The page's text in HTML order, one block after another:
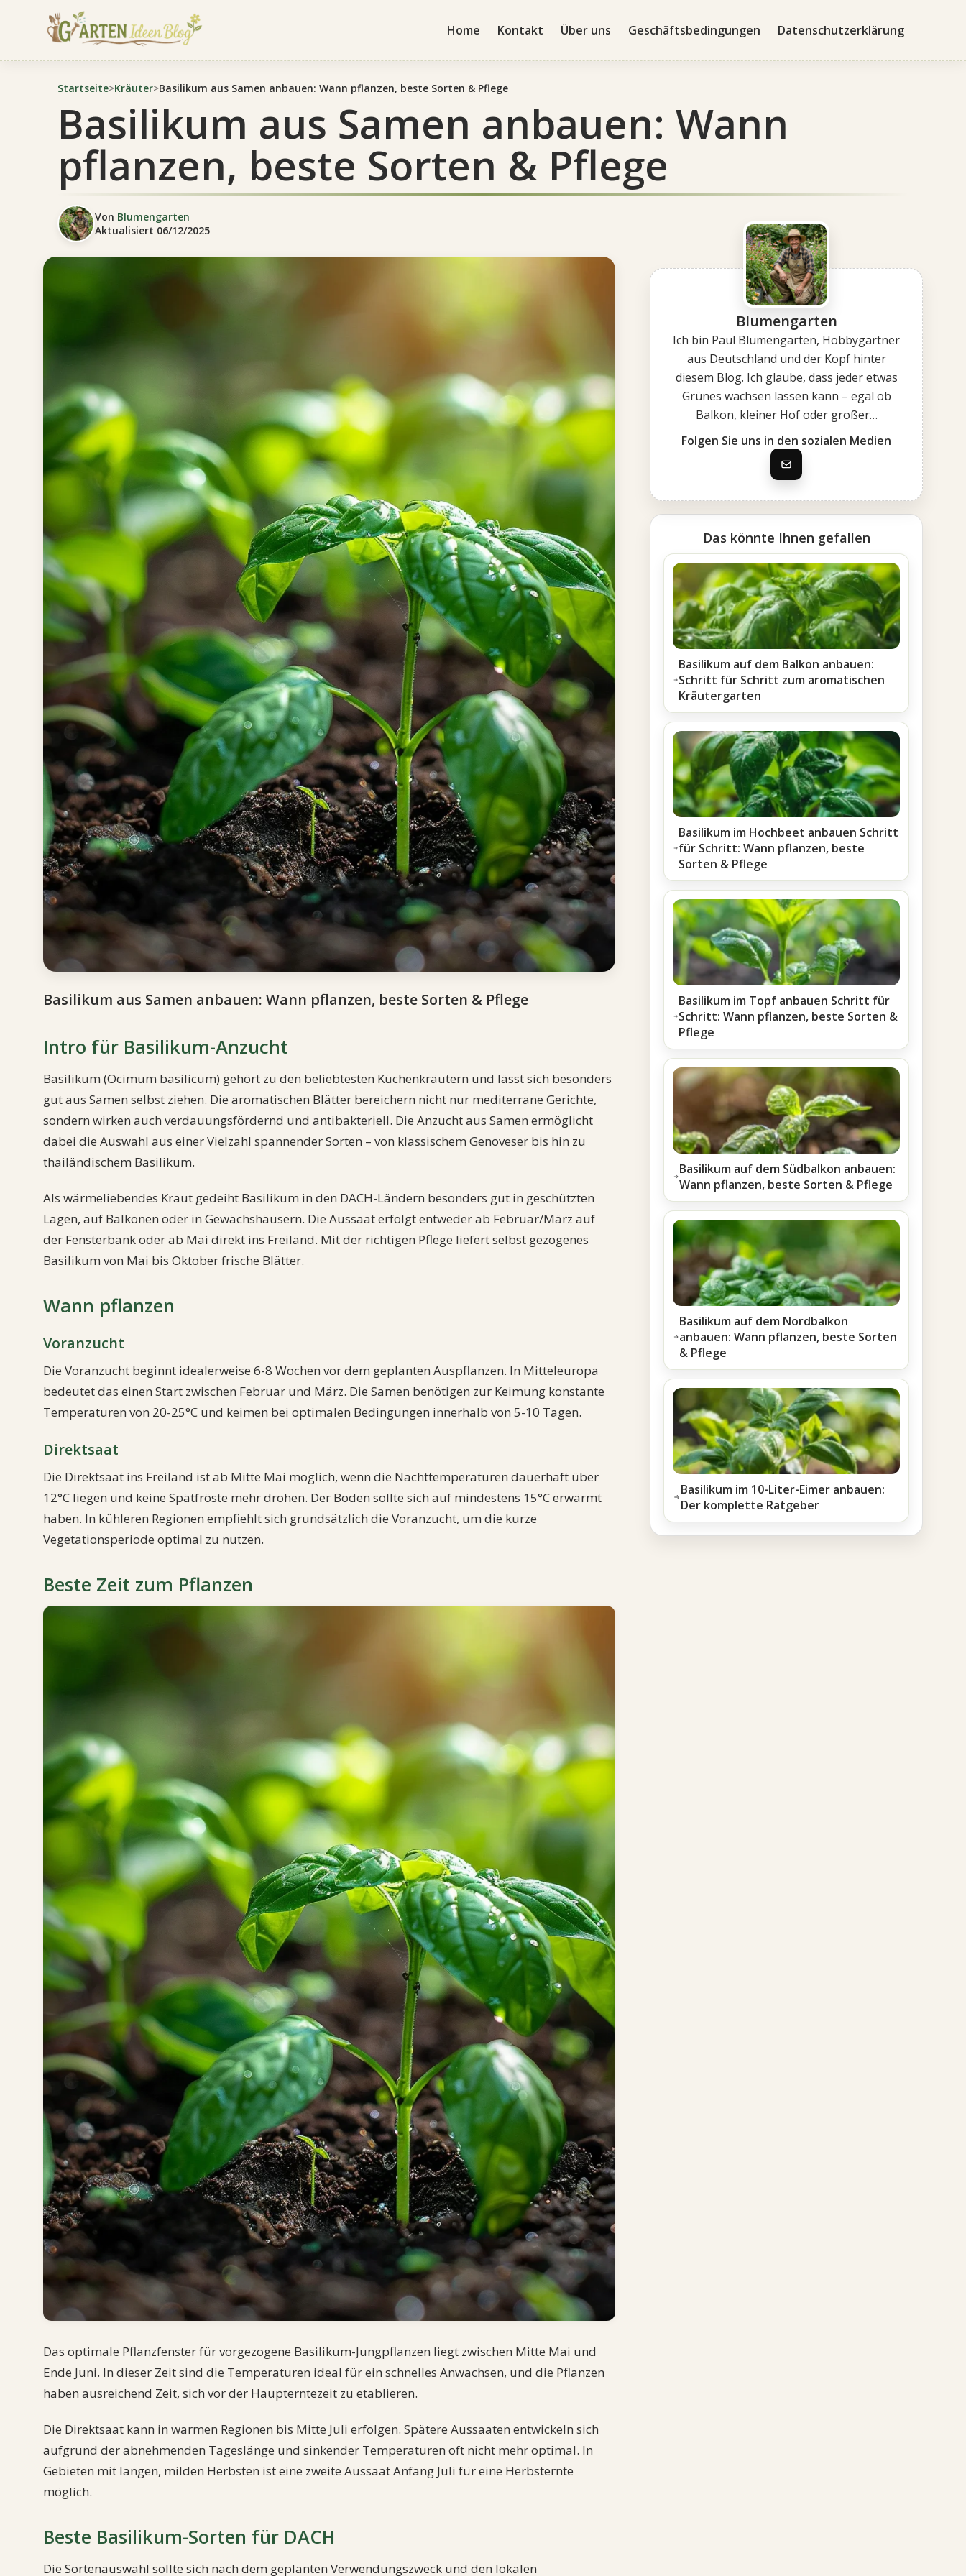
Home Kontakt Über uns Geschäftsbedingungen Datenschutzerklärung
Startseite>Kräuter>Basilikum aus Samen anbauen: Wann pflanzen, beste Sorten & Pflege
Basilikum aus Samen anbauen: Wann
pflanzen, beste Sorten & Pflege
Von Blumengarten
Aktualisiert 06/12/2025
Basilikum aus Samen anbauen: Wann pflanzen, beste Sorten & Pflege
Intro für Basilikum-Anzucht
Basilikum (Ocimum basilicum) gehört zu den beliebtesten Küchenkräutern und lässt sich besonders
gut aus Samen selbst ziehen. Die aromatischen Blätter bereichern nicht nur mediterrane Gerichte,
sondern wirken auch verdauungsfördernd und antibakteriell. Die Anzucht aus Samen ermöglicht
dabei die Auswahl aus einer Vielzahl spannender Sorten – von klassischem Genoveser bis hin zu
thailändischem Basilikum.
Als wärmeliebendes Kraut gedeiht Basilikum in den DACH-Ländern besonders gut in geschützten
Lagen, auf Balkonen oder in Gewächshäusern. Die Aussaat erfolgt entweder ab Februar/März auf
der Fensterbank oder ab Mai direkt ins Freiland. Mit der richtigen Pflege liefert selbst gezogenes
Basilikum von Mai bis Oktober frische Blätter.
Wann pflanzen
Voranzucht
Die Voranzucht beginnt idealerweise 6-8 Wochen vor dem geplanten Auspflanzen. In Mitteleuropa
bedeutet das einen Start zwischen Februar und März. Die Samen benötigen zur Keimung konstante
Temperaturen von 20-25°C und keimen bei optimalen Bedingungen innerhalb von 5-10 Tagen.
Direktsaat
Die Direktsaat ins Freiland ist ab Mitte Mai möglich, wenn die Nachttemperaturen dauerhaft über
12°C liegen und keine Spätfröste mehr drohen. Der Boden sollte sich auf mindestens 15°C erwärmt
haben. In kühleren Regionen empfiehlt sich grundsätzlich die Voranzucht, um die kurze
Vegetationsperiode optimal zu nutzen.
Beste Zeit zum Pflanzen
Das optimale Pflanzfenster für vorgezogene Basilikum-Jungpflanzen liegt zwischen Mitte Mai und
Ende Juni. In dieser Zeit sind die Temperaturen ideal für ein schnelles Anwachsen, und die Pflanzen
haben ausreichend Zeit, sich vor der Haupterntezeit zu etablieren.
Die Direktsaat kann in warmen Regionen bis Mitte Juli erfolgen. Spätere Aussaaten entwickeln sich
aufgrund der abnehmenden Tageslänge und sinkender Temperaturen oft nicht mehr optimal. In
Gebieten mit langen, milden Herbsten ist eine zweite Aussaat Anfang Juli für eine Herbsternte
möglich.
Beste Basilikum-Sorten für DACH
Die Sortenauswahl sollte sich nach dem geplanten Verwendungszweck und den lokalen
Blumengarten
Ich bin Paul Blumengarten, Hobbygärtner
aus Deutschland und der Kopf hinter
diesem Blog. Ich glaube, dass jeder etwas
Grünes wachsen lassen kann – egal ob
Balkon, kleiner Hof oder großer…
Folgen Sie uns in den sozialen Medien
Das könnte Ihnen gefallen
Basilikum auf dem Balkon anbauen:
Schritt für Schritt zum aromatischen
Kräutergarten
Basilikum im Hochbeet anbauen Schritt
für Schritt: Wann pflanzen, beste
Sorten & Pflege
Basilikum im Topf anbauen Schritt für
Schritt: Wann pflanzen, beste Sorten &
Pflege
Basilikum auf dem Südbalkon anbauen:
Wann pflanzen, beste Sorten & Pflege
Basilikum auf dem Nordbalkon
anbauen: Wann pflanzen, beste Sorten
& Pflege
Basilikum im 10-Liter-Eimer anbauen:
Der komplette Ratgeber